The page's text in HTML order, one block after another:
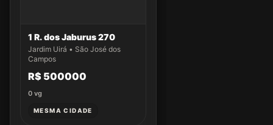
1 R. dos Jaburus 270
Jardim Uirá • São José dos
Campos
R$ 500000
0 vg
MESMA CIDADE